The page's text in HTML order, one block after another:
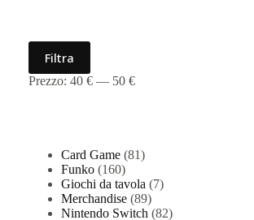
Prezzo
Min
Prezzo
MaxFiltra
Prezzo: 40 € — 50 €
Card Game (81)
Funko (160)
Giochi da tavola (7)
Merchandise (89)
Nintendo Switch (82)